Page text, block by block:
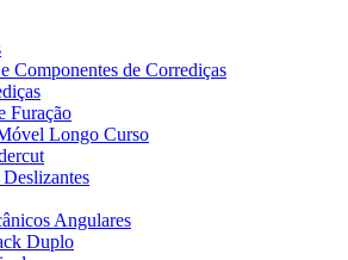
Componentes de Corrediças
Furação
Longo Curso
Angulares
Duplo